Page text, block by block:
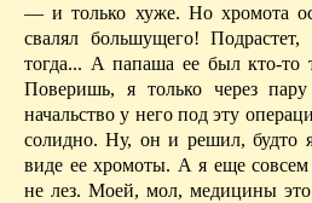
— и только хуже. Но хромота
свалял большущего!
тогда... А па­паша ее был кто-
Поверишь, я только через
начальство у него под эту
солидно. Ну, он и решил, будто
виде ее хромоты. А я еще
не лез. Моей, мол, медицины